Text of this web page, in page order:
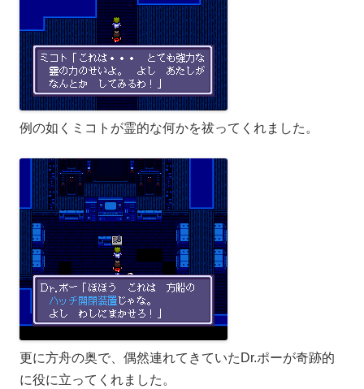
例の如くミコトが霊的な何かを祓ってくれました。
更に方舟の奥で、偶然連れてきていたDr.ポーが奇跡的
に役に立ってくれました。